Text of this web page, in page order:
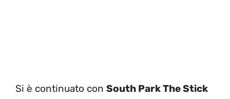
Si è continuato con South Park The Stick